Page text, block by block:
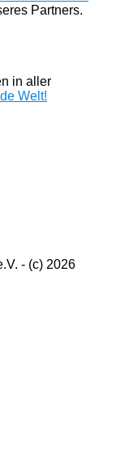
Partners.
in aller
Welt!
- (c) 2026